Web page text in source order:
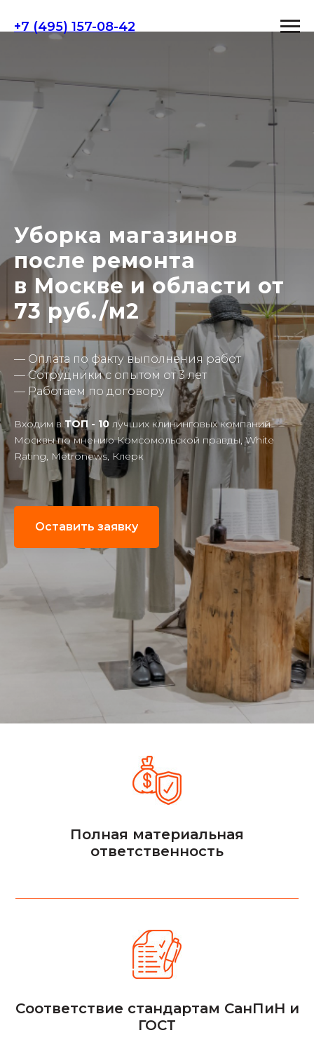
+7 (495) 157-08-42
Уборка магазинов
после ремонта
в Москве и области от
73 руб./м2
— Оплата по факту выполнения работ
— Сотрудники с опытом от 3 лет
— Работаем по договору
Входим вТОП - 10 лучших клининговых компаний
Москвы по мнению Комсомольской правды, White
Rating, Metronews, Клерк
Оставить заявку
Полная материальная
ответственность
Соответствие стандартам СанПиН и
ГОСТ